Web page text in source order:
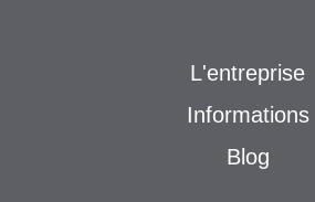
L'entreprise
Informations
Blog